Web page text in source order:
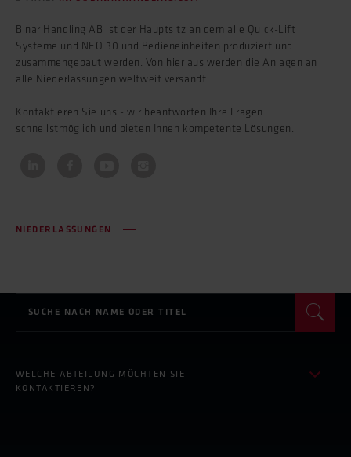
Binar Handling AB ist der Hauptsitz an dem alle Quick-Lift
Systeme und NEO 30 und Bedieneinheiten produziert und
zusammengebaut werden. Von hier aus werden die Anlagen an
alle Niederlassungen weltweit versandt.
Kontaktieren Sie uns - wir beantworten Ihre Fragen
schnellstmöglich und bieten Ihnen kompetente Lösungen.
NIEDERLASSUNGEN
WELCHE ABTEILUNG MÖCHTEN SIE
KONTAKTIEREN?